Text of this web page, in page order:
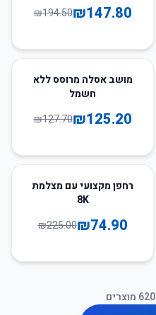
₪147.80
₪194.50
2מושב אסלה מרוסס ללא
חשמל
₪125.20
₪127.70
67
רחפן מקצועי עם מצלמת
8K
₪74.90
₪225.00
620 מוצרים